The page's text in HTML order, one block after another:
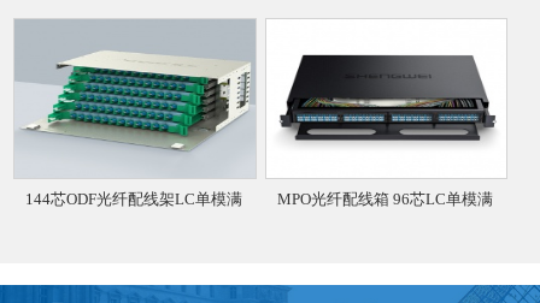
144芯ODF光纤配线架LC单模满 MPO光纤配线箱 96芯LC单模满